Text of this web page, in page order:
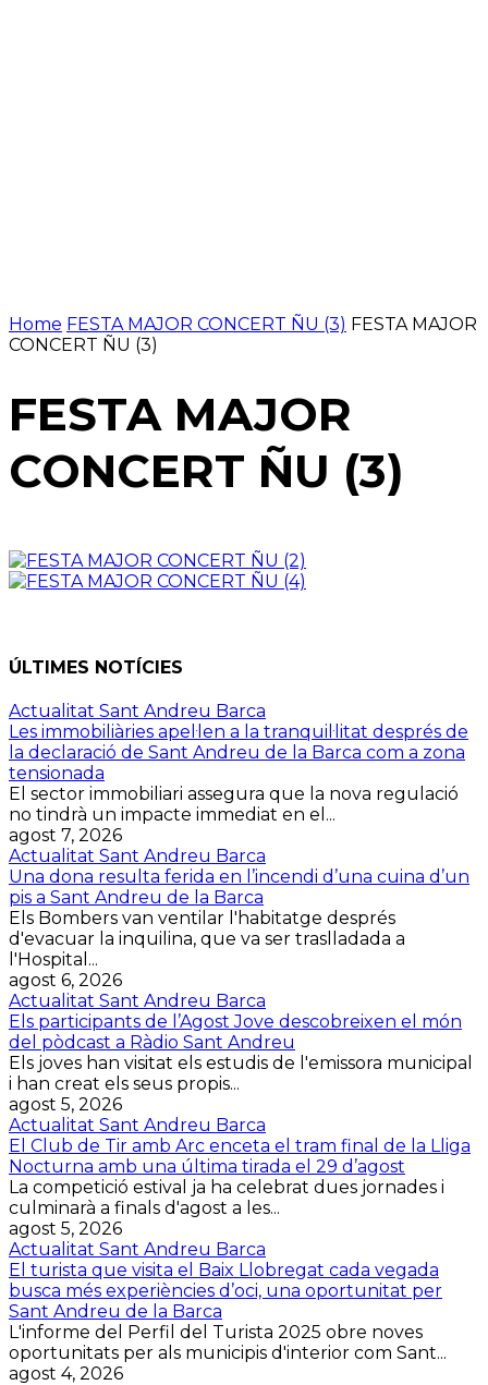
Home FESTA MAJOR CONCERT ÑU (3) FESTA MAJOR
CONCERT ÑU (3)
FESTA MAJOR
CONCERT ÑU (3)
ÚLTIMES NOTÍCIES
Actualitat Sant Andreu Barca
Les immobiliàries apel·len a la tranquil·litat després de
la declaració de Sant Andreu de la Barca com a zona
tensionada
El sector immobiliari assegura que la nova regulació
no tindrà un impacte immediat en el...
agost 7, 2026
Actualitat Sant Andreu Barca
Una dona resulta ferida en l’incendi d’una cuina d’un
pis a Sant Andreu de la Barca
Els Bombers van ventilar l'habitatge després
d'evacuar la inquilina, que va ser traslladada a
l'Hospital...
agost 6, 2026
Actualitat Sant Andreu Barca
Els participants de l’Agost Jove descobreixen el món
del pòdcast a Ràdio Sant Andreu
Els joves han visitat els estudis de l'emissora municipal
i han creat els seus propis...
agost 5, 2026
Actualitat Sant Andreu Barca
El Club de Tir amb Arc enceta el tram final de la Lliga
Nocturna amb una última tirada el 29 d’agost
La competició estival ja ha celebrat dues jornades i
culminarà a finals d'agost a les...
agost 5, 2026
Actualitat Sant Andreu Barca
El turista que visita el Baix Llobregat cada vegada
busca més experiències d’oci, una oportunitat per
Sant Andreu de la Barca
L'informe del Perfil del Turista 2025 obre noves
oportunitats per als municipis d'interior com Sant...
agost 4, 2026